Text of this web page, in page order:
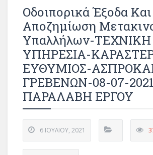
Οδοιπορικά Έξοδα Και
Αποζημίωση
Υπαλλήλων-ΤΕΧΝΙΚΗ
ΥΠΗΡΕΣΙΑ-
ΕΥΘΥΜΙΟΣ-
ΓΡΕΒΕΝΩΝ-08-07-
ΠΑΡΑΛΑΒΗ ΕΡΓΟΥ
6 ΙΟΥΛΊΟΥ, 2021